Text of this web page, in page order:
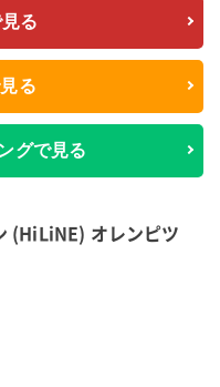
る
る
グで見る
(HiLiNE) オレンピツ